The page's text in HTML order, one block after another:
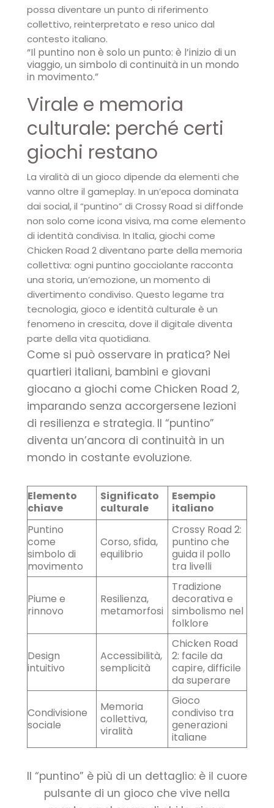
possa diventare un punto di riferimento
collettivo, reinterpretato e reso unico dal
contesto italiano.
“Il puntino non è solo un punto: è l’inizio di un
viaggio, un simbolo di continuità in un mondo
in movimento.”
Virale e memoria
culturale: perché certi
giochi restano
La viralità di un gioco dipende da elementi che
vanno oltre il gameplay. In un’epoca dominata
dai social, il “puntino” di Crossy Road si diffonde
non solo come icona visiva, ma come elemento
di identità condivisa. In Italia, giochi come
Chicken Road 2 diventano parte della memoria
collettiva: ogni puntino gocciolante racconta
una storia, un’emozione, un momento di
divertimento condiviso. Questo legame tra
tecnologia, gioco e identità culturale è un
fenomeno in crescita, dove il digitale diventa
parte della vita quotidiana.
Come si può osservare in pratica? Nei
quartieri italiani, bambini e giovani
giocano a giochi come Chicken Road 2,
imparando senza accorgersene lezioni
di resilienza e strategia. Il “puntino”
diventa un’ancora di continuità in un
mondo in costante evoluzione.
Elemento
chiave
Significato
culturale
Esempio
italiano
Puntino
come
simbolo di
movimento
Corso, sfida,
equilibrio
Crossy Road 2:
puntino che
guida il pollo
tra livelli
Piume e
rinnovo
Resilienza,
metamorfosi
Tradizione
decorativa e
simbolismo nel
folklore
Design
intuitivo
Accessibilità,
semplicità
Chicken Road
2: facile da
capire, difficile
da superare
Condivisione
sociale
Memoria
collettiva,
viralità
Gioco
condiviso tra
generazioni
italiane
Il “puntino” è più di un dettaglio: è il cuore
pulsante di un gioco che vive nella